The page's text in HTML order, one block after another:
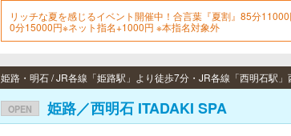
リッチな夏を感じるイベント開催中！合言葉『夏割』85分
0分15000円※ネット指名+1000円 ※本指名対象外
姫路・明石 / JR各線「姫路駅」より徒歩7分・JR各線「西明石駅
OPEN 姫路／西明石 ITADAKI SPA